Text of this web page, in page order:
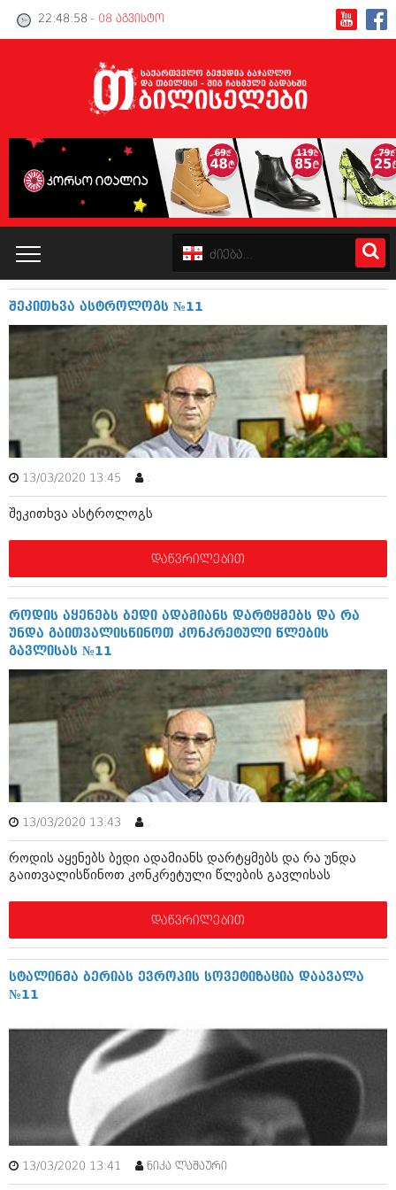
22:48:59 - 08 აგვისტო
პოლიტიკა
ინტერვიუები
საზოგადოება
მოდი, ვილაპარაკოთ
მოდა + დიზაინი
რელიგია
მედიცინა
სპორტი
კადრს მიღმა
ავტორჩევები
ბელადები
გვარები
თემიდას სასწორი
კალეიდოსკოპი
ჰოროსკოპი და შეუცნობელი
კრიმინალი
რომანი და დეტექტივი
სახალისო ამბები
კატალოგი
პოლიტიკა
ინტერვიუები
ამბები
საზოგადოება
მოდი, ვილაპარაკოთ
მედიცინა
სპორტი
კადრს მიღმა
კულინარია
ავტორჩევები
ბელადები
ბიზნესსიახლეები
გვარები
თემიდას სასწორი
კალეიდოსკოპი
ჰოროსკოპი და შეუცნობელი
რომანი და დეტექტივი
სახალისო ამბები
შოუბიზნესი
დაიჯესტი
ქალი და მამაკაცი
შეკითხვა ასტროლოგს №11
13/03/2020 13:45 .
შეკითხვა ასტროლოგს
დაწვრილებით
როდის აყენებს ბედი ადამიანს დარტყმებს და რა
უნდა გაითვალისწინოთ კონკრეტული წლების
გავლისას №11
13/03/2020 13:43 .
როდის აყენებს ბედი ადამიანს დარტყმებს და რა უნდა
გაითვალისწინოთ კონკრეტული წლების გავლისას
დაწვრილებით
სტალინმა ბერიას ევროპის სოვეტიზაცია დაავალა
№11
13/03/2020 13:41 ნიკა ლაშაური